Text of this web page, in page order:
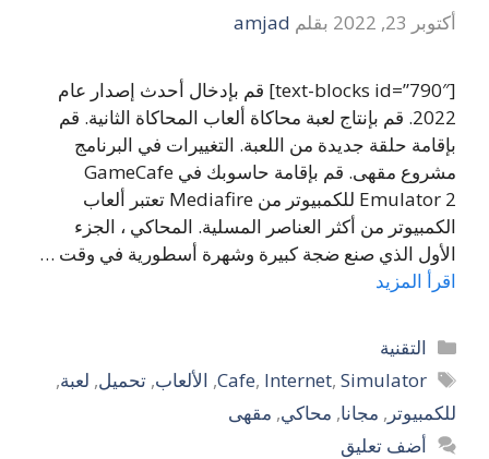
أكتوبر 23, 2022 بقلم amjad
[text-blocks id=”790″] قم بإدخال أحدث إصدار عام
2022. قم بإنتاج لعبة محاكاة ألعاب المحاكاة الثانية. قم
بإقامة حلقة جديدة من اللعبة. التغييرات في البرنامج
مشروع مقهى. قم بإقامة حاسوبك في GameCafe
Emulator 2 للكمبيوتر من Mediafire تعتبر ألعاب
الكمبيوتر من أكثر العناصر المسلية. المحاكي ، الجزء
الأول الذي صنع ضجة كبيرة وشهرة أسطورية في وقت …
اقرأ المزيد
التصنيفات
التقنية
الوسوم
Cafe, Internet, Simulator
, الألعاب,تحميل, لعبة,
للكمبيوتر , مجانا, محاكي, مقهى
أضف تعليق